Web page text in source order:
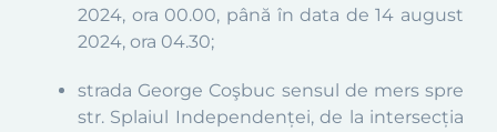
2024, ora 00.00, până în data de 14 august
2024, ora 04.30;
strada George Coşbuc sensul de mers spre
str. Splaiul Independenței, de la intersecția